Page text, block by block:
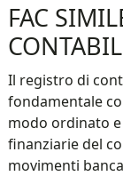
FAC
Il registro di
fondamentale
modo ordinato
finanziarie del
movimenti